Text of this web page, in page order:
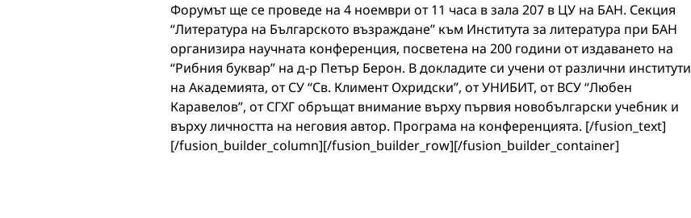
Форумът ще се проведе на 4 ноември от 11 часа в зала 207 в ЦУ на БАН. Секция
“Литература на Българското възраждане” към Института за литература при БАН
организира научната конференция, посветена на 200 години от издаването на
“Рибния буквар” на д-р Петър Берон. В докладите си учени от различни институти
на Академията, от СУ “Св. Климент Охридски”, от УНИБИТ, от ВСУ “Любен
Каравелов”, от СГХГ обръщат внимание върху първия новобългарски учебник и
върху личността на неговия автор. Програма на конференцията. [/fusion_text]
[/fusion_builder_column][/fusion_builder_row][/fusion_builder_container]